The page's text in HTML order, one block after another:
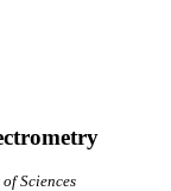
Sciences